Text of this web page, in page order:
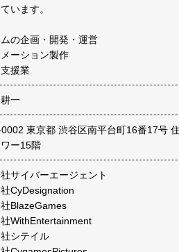
います。
の企画・開発・運営
ーション製作
援業
一
東京都 渋谷区南平台町16番17号
ー15階
サイバーエージェント
CyDesignation
BlazeGames
WithEntertainment
シテイル